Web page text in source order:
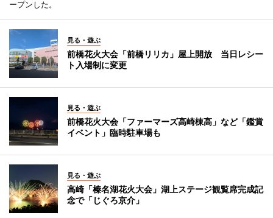
ープンした。
見る・遊ぶ
前橋花火大会「前橋リリカ」屋上開放 当日レシー
ト入場制に変更
見る・遊ぶ
前橋花火大会「ファーマーズ高崎棟高」など「鑑賞
イベント」臨時駐車場も
見る・遊ぶ
高崎「榛名湖花火大会」湖上ステージ観覧席完成記
念で「じぐろ京介」